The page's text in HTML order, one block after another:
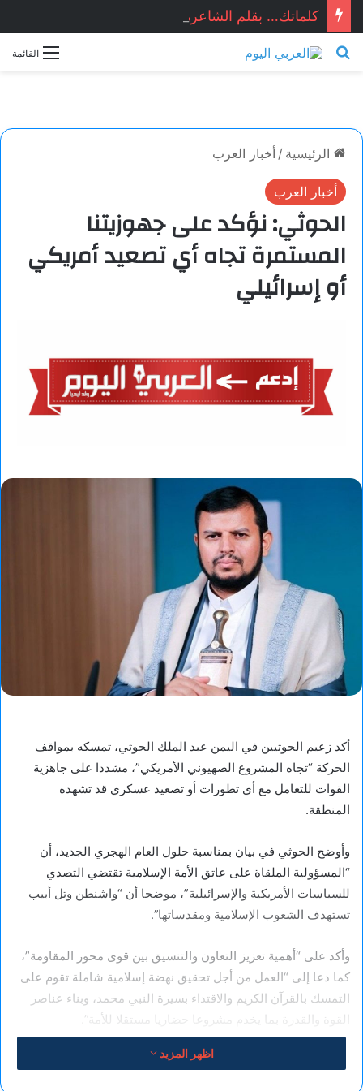
كلماتك… بقلم الشاعرة السورية: هيام الملوحي
القائمة بحث عن
الرئيسية / أخبار العرب
أخبار العرب
الحوثي: نؤكد على جهوزيتنا
المستمرة تجاه أي تصعيد أمريكي
أو إسرائيلي
أكد زعيم الحوثيين في اليمن عبد الملك الحوثي، تمسكه بمواقف
الحركة “تجاه المشروع الصهيوني الأمريكي”، مشددا على جاهزية
القوات للتعامل مع أي تطورات أو تصعيد عسكري قد تشهده
المنطقة.
وأوضح الحوثي في بيان بمناسبة حلول العام الهجري الجديد، أن
“المسؤولية الملقاة على عاتق الأمة الإسلامية تقتضي التصدي
للسياسات الأمريكية والإسرائيلية”، موضحا أن “واشنطن وتل أبيب
تستهدف الشعوب الإسلامية ومقدساتها”.
وأكد على “أهمية تعزيز التعاون والتنسيق بين قوى محور المقاومة”،
كما دعا إلى “العمل من أجل تحقيق نهضة إسلامية شاملة تقوم على
التمسك بالقرآن الكريم والاقتداء بسيرة النبي محمد، وبناء عناصر
القوة والقدرة بما يخدم مشروعا حضاريا مستقلا للأمة”.
وهنأ الحوثي “الجمهورية الإسلامية الإيرانية قيادة وشعبا بالانتصار
اظهر المزيد